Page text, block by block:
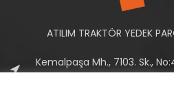
ATILIM TRAKTÖR YEDEK
Kemalpaşa Mh., 7103. Sk.,